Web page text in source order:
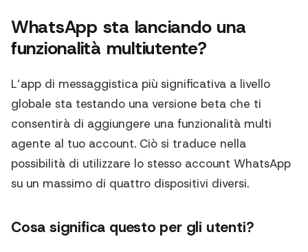
WhatsApp sta lanciando una
funzionalità multiutente?
L’app di messaggistica più significativa a livello
globale sta testando una versione beta che ti
consentirà di aggiungere una funzionalità multi
agente al tuo account. Ciò si traduce nella
possibilità di utilizzare lo stesso account WhatsApp
su un massimo di quattro dispositivi diversi.
Cosa significa questo per gli utenti?